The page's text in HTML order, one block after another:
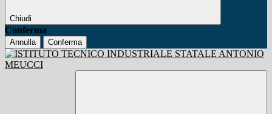
Chiudi
Conferma
Annulla Conferma